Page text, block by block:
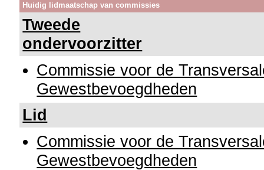
Huidig lidmaatschap van commissies
Tweede
ondervoorzitter
Commissie voor de
Gewestbevoegdheden
Lid
Commissie voor de
Gewestbevoegdheden